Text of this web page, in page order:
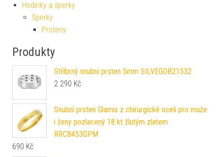
Hodinky a šperky
Šperky
Prsteny
Produkty
Stříbrný snubní prsten 5mm SILVEGOB21532
2 290 Kč
Snubní prsten Glamis z chirurgické oceli pro muže
i ženy pozlacený 18 kt žlutým zlatem
RRC8453GPM
690 Kč